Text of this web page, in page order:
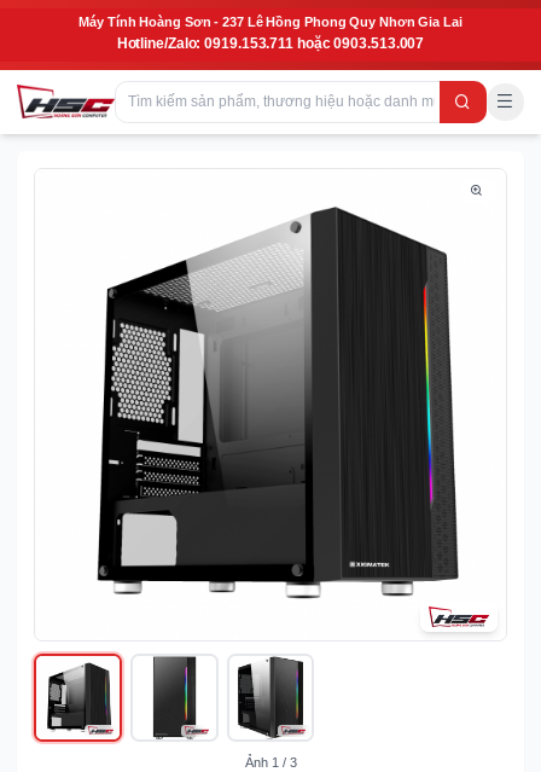
Máy Tính Hoàng Sơn - 237 Lê Hồng Phong Quy Nhơn Gia Lai
Hotline/Zalo: 0919.153.711 hoặc 0903.513.007
Ảnh 1 / 3